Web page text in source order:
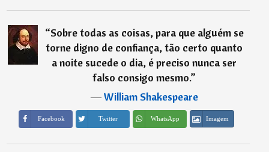
“Sobre todas as coisas, para que alguém se
torne digno de confiança, tão certo quanto
a noite sucede o dia, é preciso nunca ser
falso consigo mesmo.”
―William Shakespeare
Facebook Twitter WhatsApp Imagem